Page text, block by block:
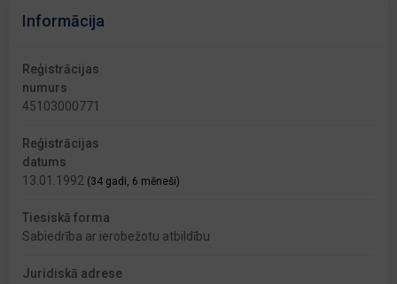
Informācija
Reģistrācijas
numurs
45103000771
Reģistrācijas
datums
13.01.1992 (34 gadi, 6 mēneši)
Tiesiskā forma
Sabiedrība ar ierobežotu atbildību
Juridiskā adrese